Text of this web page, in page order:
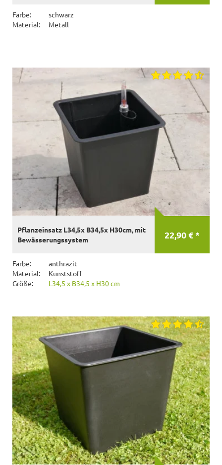
Farbe:
schwarz
Material:
Metall
22,90 € *
Pflanzeinsatz L34,5x B34,5x H30cm, mit
Bewässerungssystem
Farbe:
anthrazit
Material:
Kunststoff
Größe:
L34,5 x B34,5 x H30 cm